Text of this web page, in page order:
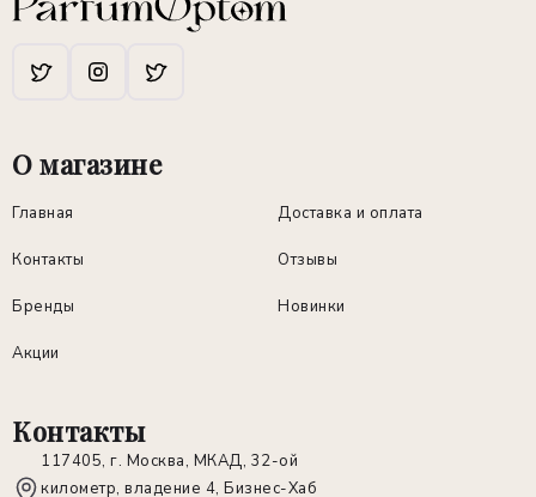
О магазине
Главная Доставка и оплата
Контакты Отзывы
Бренды Новинки
Акции
Контакты
117405, г. Москва, МКАД, 32-ой
километр, владение 4, Бизнес-Хаб